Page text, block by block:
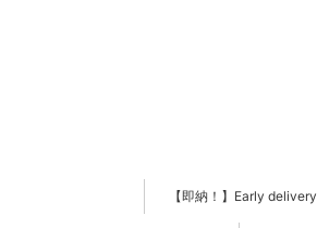
【即納！】Early delivery